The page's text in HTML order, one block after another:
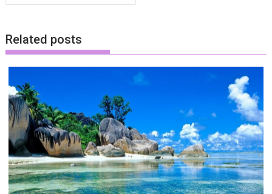
Related posts